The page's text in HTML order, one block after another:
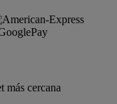
más cercana